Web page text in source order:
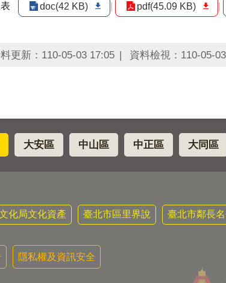
doc(42 KB) pdf(45.09 KB)
更新：110-05-03 17:05 資料檢視：110-05-
大安區 中山區 中正區 大同區
化局文化資產 臺北市區里界說 臺北市鄰長
隱私權及資訊安全